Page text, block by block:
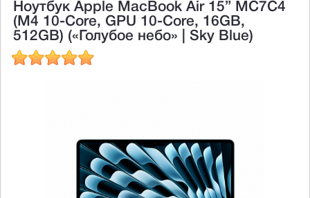
Ноутбук Apple MacBook Air 15” MC7C4
(M4 10-Core, GPU 10-Core, 16GB,
512GB) («Голубое небо» | Sky Blue)